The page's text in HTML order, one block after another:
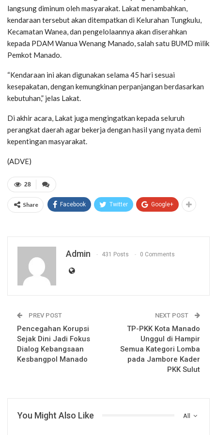
langsung diminum oleh masyarakat. Lakat menambahkan,
kendaraan tersebut akan ditempatkan di Kelurahan Tungkulu,
Kecamatan Wanea, dan pengelolaannya akan diserahkan
kepada PDAM Wanua Wenang Manado, salah satu BUMD milik
Pemkot Manado.
“Kendaraan ini akan digunakan selama 45 hari sesuai
kesepakatan, dengan kemungkinan perpanjangan berdasarkan
kebutuhan,” jelas Lakat.
Di akhir acara, Lakat juga mengingatkan kepada seluruh
perangkat daerah agar bekerja dengan hasil yang nyata demi
kepentingan masyarakat.
(ADVE)
28
Share Facebook Twitter Google+
Admin 431 Posts 0 Comments
PREV POST
Pencegahan Korupsi
Sejak Dini Jadi Fokus
Dialog Kebangsaan
Kesbangpol Manado
NEXT POST
TP-PKK Kota Manado
Unggul di Hampir
Semua Kategori Lomba
pada Jambore Kader
PKK Sulut
All
You Might Also Like